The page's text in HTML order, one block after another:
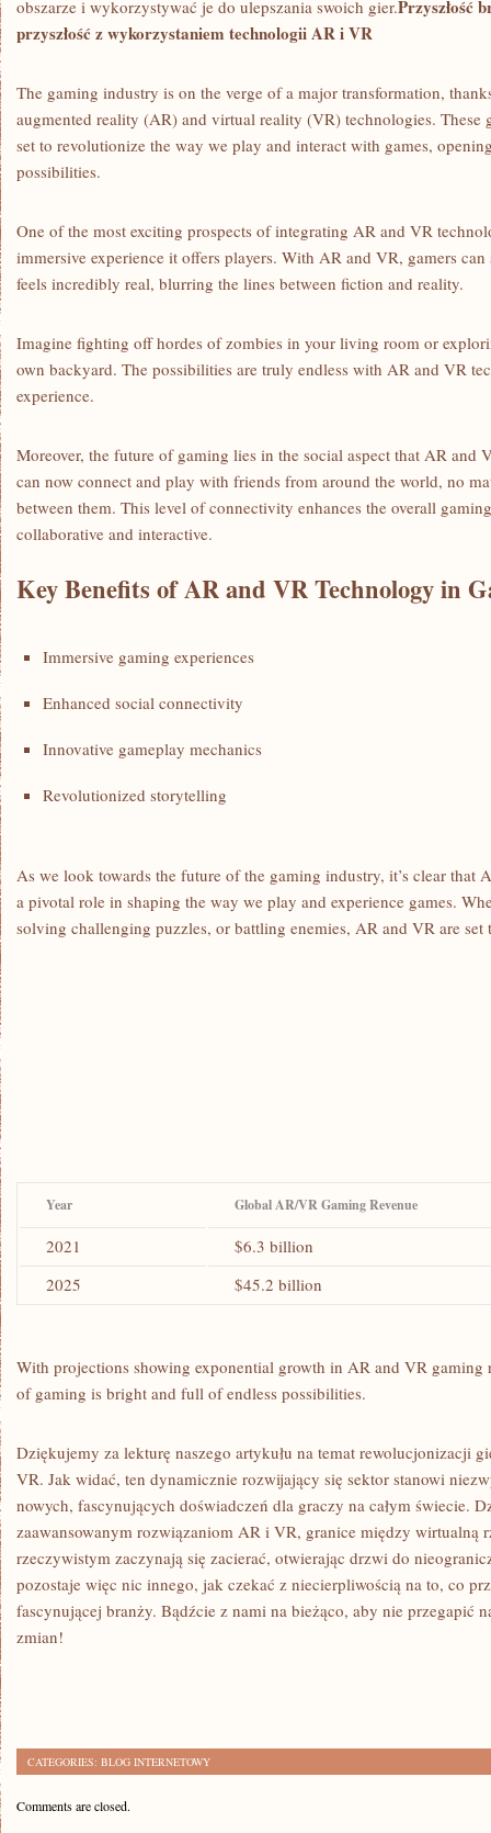
⁣obszarze ​i wykorzystywać ​je do ulepszania swoich gier.Przyszłość
przyszłość z wykorzystaniem technologii AR i VR
The gaming industry is‍ on the verge of ⁣a major transformation,
augmented reality (AR) and virtual reality (VR) technologies. These
set to revolutionize the way we play and interact with games,
possibilities.
One of the most exciting ​prospects of integrating AR and VR
immersive⁣ experience it offers players. With AR and VR, gamers
feels ⁢incredibly⁣ real, ‍blurring the lines between fiction and reality.
Imagine fighting ‌off hordes of zombies in your living room or⁢
own backyard. The possibilities are truly endless⁤ with AR ‍and VR‍
experience.
Moreover, the future of gaming lies in the social‍ aspect that AR and
can now connect ⁢and play with friends from around​ the world, no
between them. This level of connectivity enhances the overall
collaborative and interactive.
Key Benefits of​ AR and VR Technology in
Immersive gaming experiences
Enhanced social ⁣connectivity
Innovative gameplay mechanics
Revolutionized storytelling
As‍ we look towards the future of the gaming⁢ industry, it’s clear
a ⁣pivotal role in shaping the way we play and experience games.
solving challenging puzzles, or battling⁣ enemies, AR and VR are
Year Global ⁣AR/VR Gaming Revenue
2021
$6.3 billion
2025
$45.2 billion
With projections showing exponential growth in AR and ⁤VR gaming
of gaming is bright and full of endless possibilities.
Dziękujemy za lekturę naszego artykułu ⁤na temat ‍rewolucjonizacji
VR. ​Jak widać, ten dynamicznie rozwijający się sektor stanowi
nowych, fascynujących doświadczeń dla graczy na ‍całym świecie.⁤
zaawansowanym rozwiązaniom AR‌ i VR, ‌granice między wirtualną
rzeczywistym‌ zaczynają się zacierać, otwierając drzwi do
pozostaje więc nic innego, jak czekać z niecierpliwością na to, co
fascynującej branży. Bądźcie z⁣ nami na bieżąco, aby nie przegapić
zmian!
CATEGORIES: BLOG INTERNETOWY
Comments are closed.